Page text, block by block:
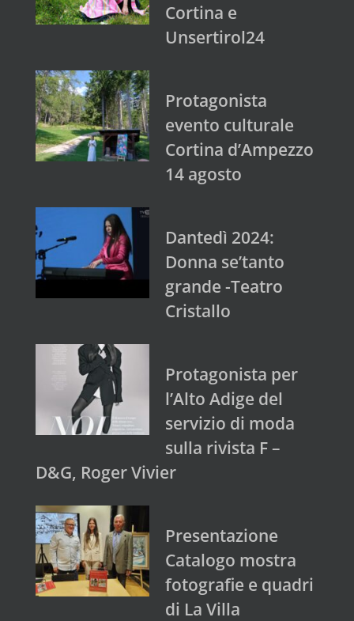
Cortina e
Unsertirol24
Protagonista
evento culturale
Cortina d’Ampezzo
14 agosto
Dantedì 2024:
Donna se’tanto
grande -Teatro
Cristallo
Protagonista per
l’Alto Adige del
servizio di moda
sulla rivista F –
D&G, Roger Vivier
Presentazione
Catalogo mostra
fotografie e quadri
di La Villa